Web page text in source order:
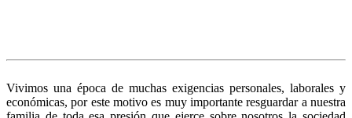
Vivimos una época de muchas exigencias personales, laborales y
económicas, por este motivo es muy importante resguardar a nuestra